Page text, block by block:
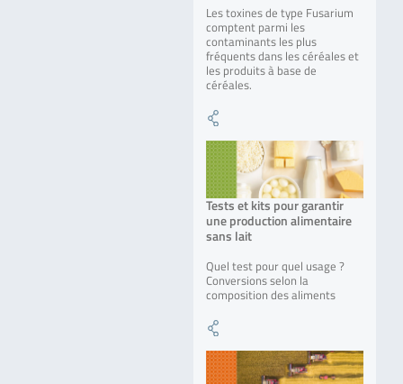
Les toxines de type Fusarium
comptent parmi les
contaminants les plus
fréquents dans les céréales et
les produits à base de
céréales.
Tests et kits pour garantir
une production alimentaire
sans lait
Quel test pour quel usage ?
Conversions selon la
composition des aliments